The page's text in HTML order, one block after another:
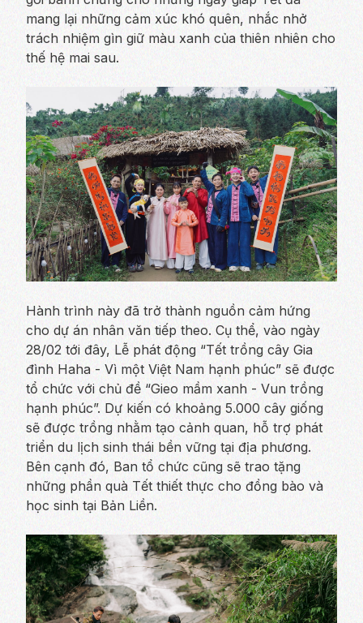
mang lại những cảm xúc khó quên, nhắc nhở
trách nhiệm gìn giữ màu xanh của thiên nhiên cho
thế hệ mai sau.
Hành trình này đã trở thành nguồn cảm hứng
cho dự án nhân văn tiếp theo. Cụ thể, vào ngày
28/02 tới đây, Lễ phát động “Tết trồng cây Gia
đình Haha - Vì một Việt Nam hạnh phúc” sẽ được
tổ chức với chủ đề “Gieo mầm xanh - Vun trồng
hạnh phúc”. Dự kiến có khoảng 5.000 cây giống
sẽ được trồng nhằm tạo cảnh quan, hỗ trợ phát
triển du lịch sinh thái bền vững tại địa phương.
Bên cạnh đó, Ban tổ chức cũng sẽ trao tặng
những phần quà Tết thiết thực cho đồng bào và
học sinh tại Bản Liền.